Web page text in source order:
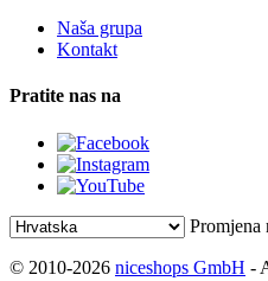
Naša grupa
Kontakt
Pratite nas na
Promjena
© 2010-2026 niceshops GmbH -